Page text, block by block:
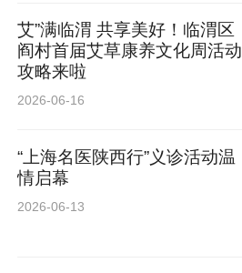
艾”满临渭 共享美好！临渭区
阎村首届艾草康养文化周活动
攻略来啦
2026-06-16
“上海名医陕西行”义诊活动温
情启幕
2026-06-13